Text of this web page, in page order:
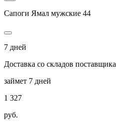
Сапоги Ямал мужские 44
7 дней
Доставка со складов поставщика
займет 7 дней
1 327
руб.